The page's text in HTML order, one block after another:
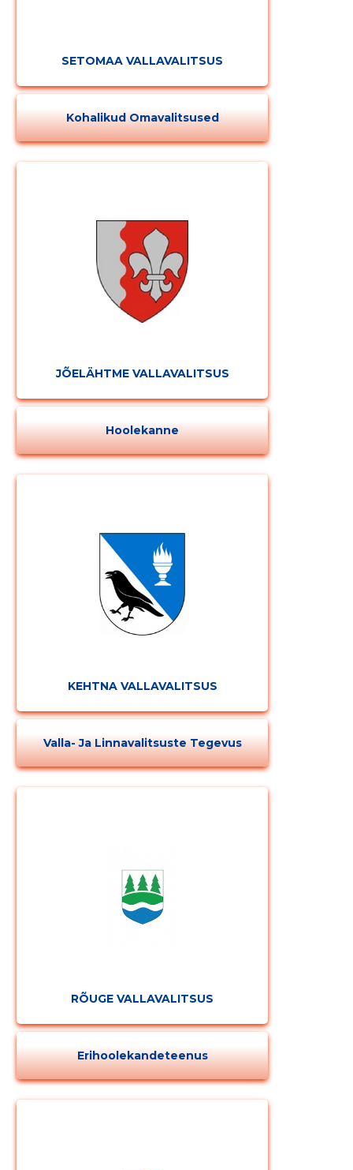
SETOMAA VALLAVALITSUS
Kohalikud Omavalitsused
JÕELÄHTME VALLAVALITSUS
Hoolekanne
KEHTNA VALLAVALITSUS
Valla- Ja Linnavalitsuste Tegevus
RÕUGE VALLAVALITSUS
Erihoolekandeteenus
Muuda pildi
kirjeldust
MUUDA